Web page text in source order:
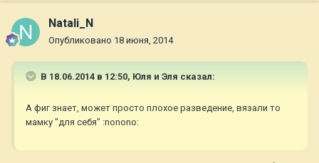
Natali_N
Опубликовано 18 июня, 2014
В 18.06.2014 в 12:50, Юля и Эля сказал:
А фиг знает, может просто плохое разведение, вязали то
мамку "для себя" :nonono: